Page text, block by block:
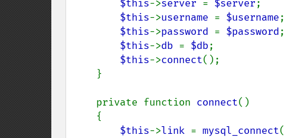
$this->server = $server;
$this->username = $username;
$this->password = $password;
$this->db = $db;
$this->connect();
    private function
connect()
$this->link = mysql_connect(